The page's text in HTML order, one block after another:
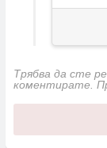
Трябва да сте
коментирате.